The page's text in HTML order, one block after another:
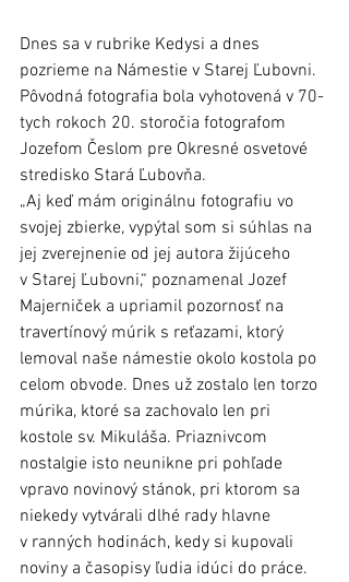
Dnes sa v rubrike Kedysi a dnes
pozrieme na Námestie v Starej Ľubovni.
Pôvodná fotografia bola vyhotovená v 70-
tych rokoch 20. storočia fotografom
Jozefom Česlom pre Okresné osvetové
stredisko Stará Ľubovňa.
„Aj keď mám originálnu fotografiu vo
svojej zbierke, vypýtal som si súhlas na
jej zverejnenie od jej autora žijúceho
v Starej Ľubovni,“ poznamenal Jozef
Majerniček a upriamil pozornosť na
travertínový múrik s reťazami, ktorý
lemoval naše námestie okolo kostola po
celom obvode. Dnes už zostalo len torzo
múrika, ktoré sa zachovalo len pri
kostole sv. Mikuláša. Priaznivcom
nostalgie isto neunikne pri pohľade
vpravo novinový stánok, pri ktorom sa
niekedy vytvárali dlhé rady hlavne
v ranných hodinách, kedy si kupovali
noviny a časopisy ľudia idúci do práce.